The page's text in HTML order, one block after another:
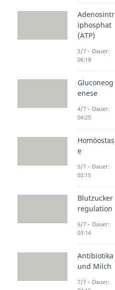
Alkohol
sondern
Methanol
.
wird,
deinen
es einen
Fomepizol
deinem
werden.
Es sorgt
durch ihre
würden,
passiert,
Zentrum
bindet.
Adenosintr
iphosphat
(ATP)
3/7 – Dauer:
06:18
Gluconeog
enese
4/7 – Dauer:
04:25
Homöostas
e
5/7 – Dauer:
02:15
Blutzucker
regulation
6/7 – Dauer:
03:14
Antibiotika
und Milch
7/7 – Dauer: